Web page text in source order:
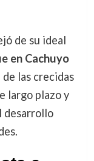
de su ideal
en Cachuyo
las crecidas
largo plazo y
desarrollo